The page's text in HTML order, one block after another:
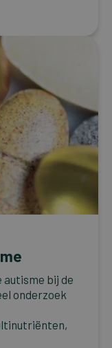
autisme bij de
onderzoek